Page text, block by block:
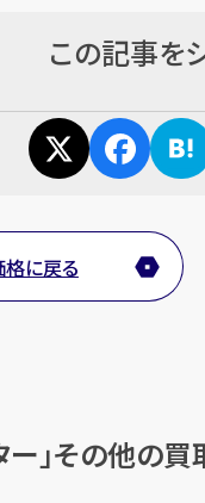
この記事を
に戻る
ー」その他の